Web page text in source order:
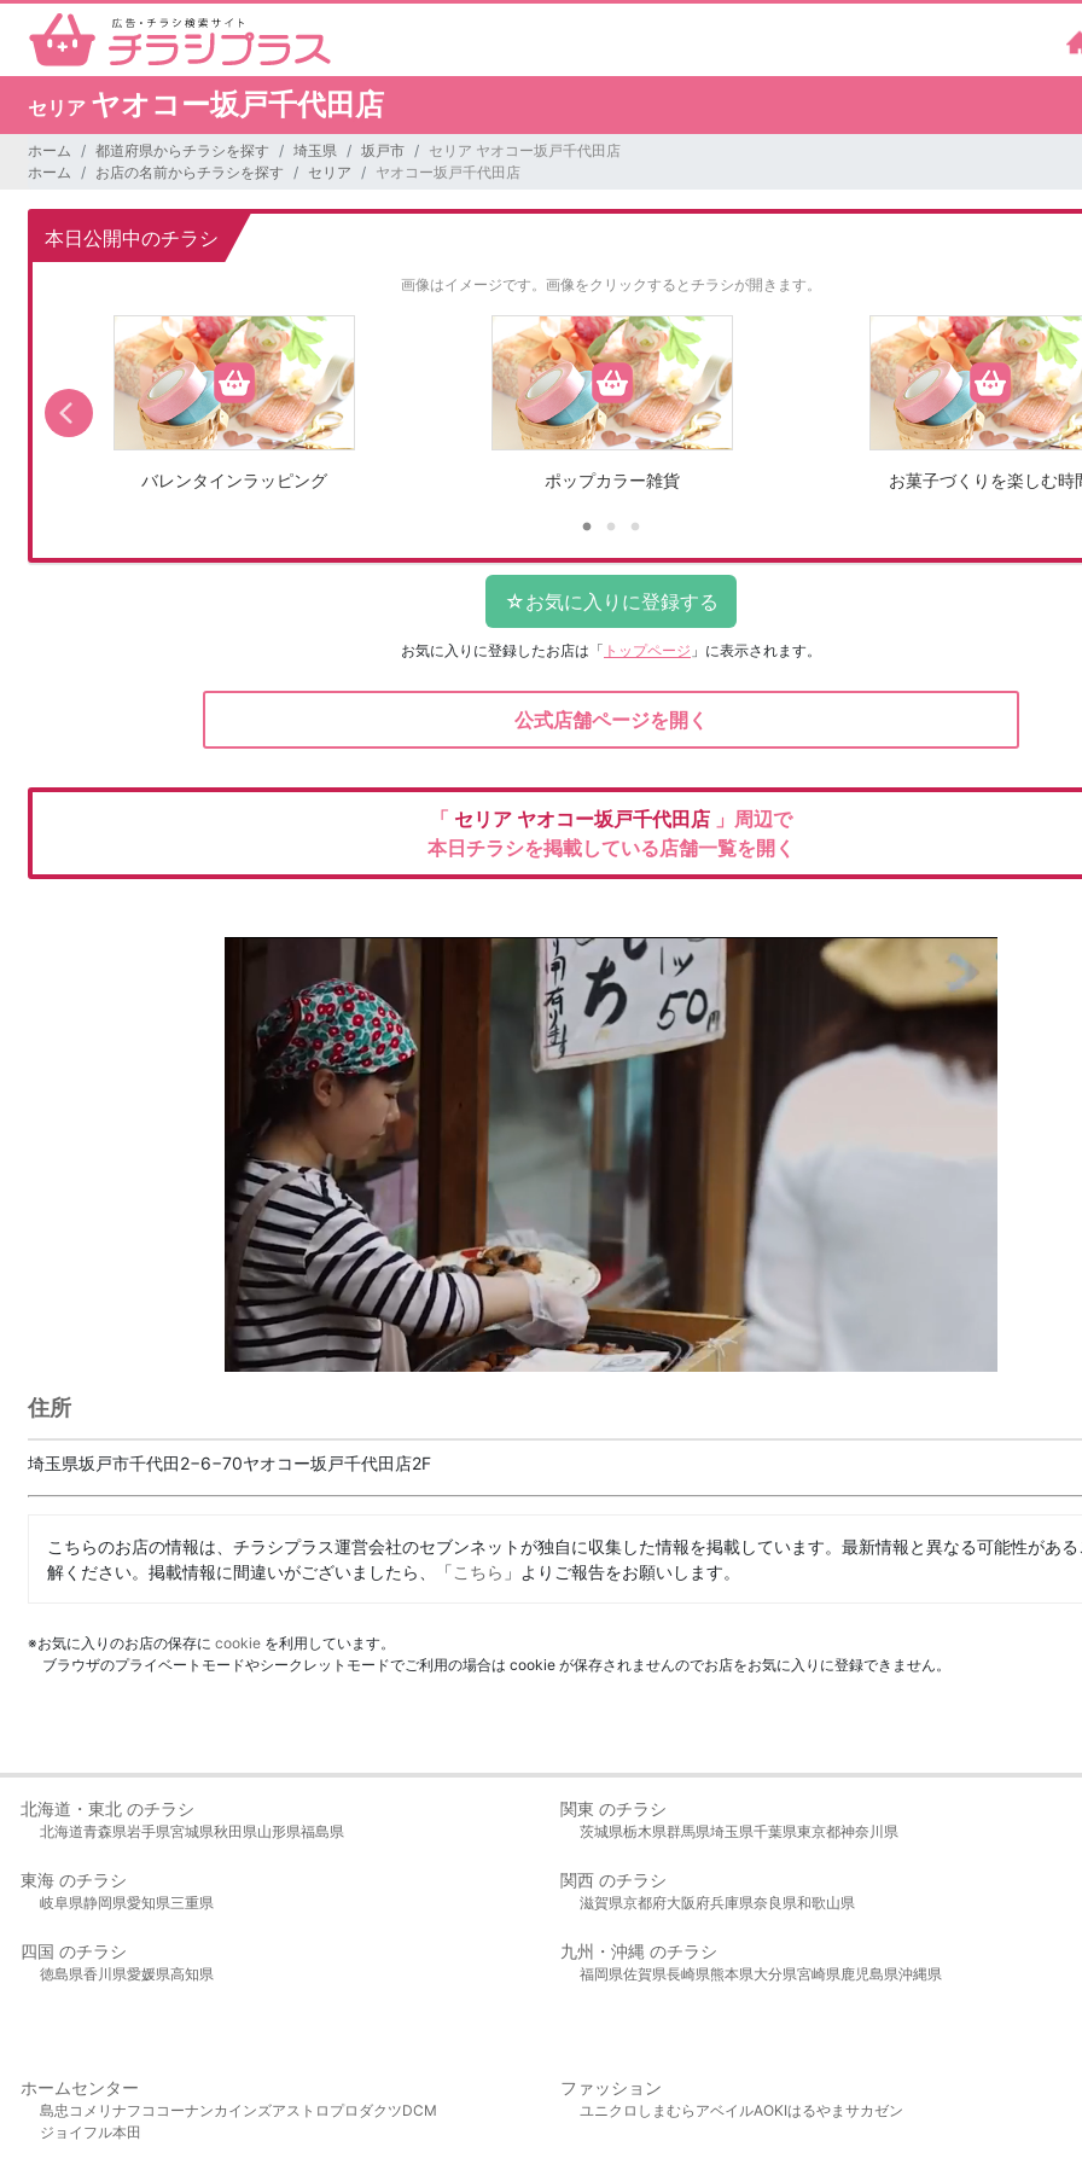
セリア ヤオコー坂戸千代田店
ホーム 都道府県からチラシを探す 埼玉県 坂戸市
セリア ヤオコー坂戸千代田店
ホーム
お店の名前からチラシを探す セリア ヤオコー坂戸千代田店
本日公開中のチラシ
画像はイメージです。 画像をクリックするとチラシが開きます。
バレンタインラッピング ポップカラー雑貨 お菓子づくりを楽しむ時
お気に入りに登録したお店は 「 トップページ 」に表示されます。
公式店舗ページを開く
「 セリア ヤオコー坂戸千代田店 」周辺で
本日チラシを掲載している店舗一覧を開く
住所
埼玉県坂戸市千代田2−6−70ヤオコー坂戸千代田店2F
こちらのお店の情報は、チラシプラス運営会社のセブンネットが独自に収集した情報を掲載しています。最新情報と異なる可能性があ
解ください。掲載情報に間違いがございましたら、「こちら 」よりご報告をお願いします。
※お気に入りのお店の保存に cookie を利用しています。
ブラウザのプライベートモードやシークレットモードでご利用の場合は cookie が保存されませんのでお店をお気に入りに登録できません。
北海道・東北 のチラシ
北海道青森県岩手県宮城県秋田県山形県福島県
関東 のチラシ
茨城県栃木県群馬県埼玉県千葉県東京都神奈川県
東海 のチラシ
岐阜県静岡県愛知県三重県
関西 のチラシ
滋賀県京都府大阪府兵庫県奈良県和歌山県
四国 のチラシ
徳島県香川県愛媛県高知県
九州・沖縄 のチラシ
福岡県佐賀県長崎県熊本県大分県宮崎県鹿児島県沖縄県
ホームセンター
島忠 コメリ ナフコ コーナンカインズアストロプロダクツDCM
ジョイフル本田
ファッション
ユニクロ しまむら アベイルAOKIはるやま サカゼン